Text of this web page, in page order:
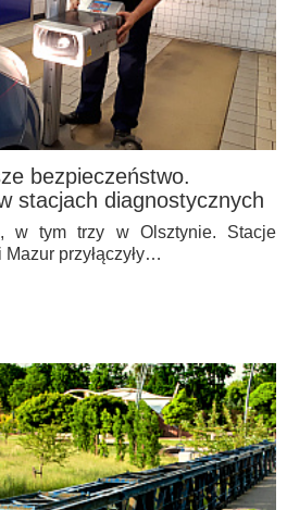
bezpieczeństwo.
stacjach diagnostycznych
w tym trzy w Olsztynie. Stacje
przyłączyły…